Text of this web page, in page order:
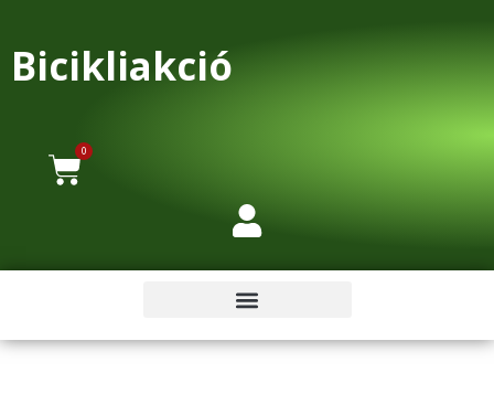
Bicikliakció
0